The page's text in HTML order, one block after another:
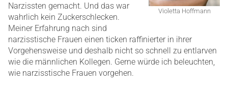
Violetta Hoffmann
Narzissten gemacht. Und das war
wahrlich kein Zuckerschlecken.
Meiner Erfahrung nach sind
narzisstische Frauen einen ticken raffinierter in ihrer
Vorgehensweise und deshalb nicht so schnell zu entlarven
wie die männlichen Kollegen. Gerne würde ich beleuchten,
wie narzisstische Frauen vorgehen.